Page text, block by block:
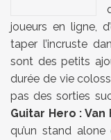
joueurs en ligne,
taper l’incruste
sont des petits
durée de vie
pas des sorties
Guitar Hero : Van
qu’un stand